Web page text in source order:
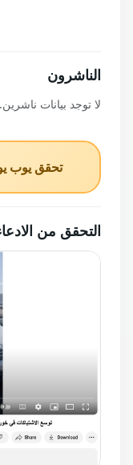
الناشرون
لا توجد بيانات ناشرين.
تحقق يوب
التحقق من